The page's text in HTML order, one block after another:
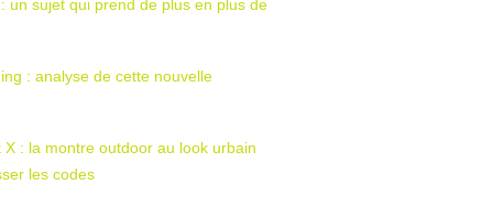
un sujet qui prend de plus en plus de
: analyse de cette nouvelle
X : la montre outdoor au look urbain
les codes